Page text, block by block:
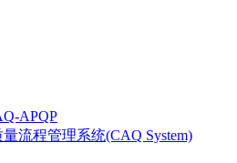
APQP
流程管理系统(CAQ System)